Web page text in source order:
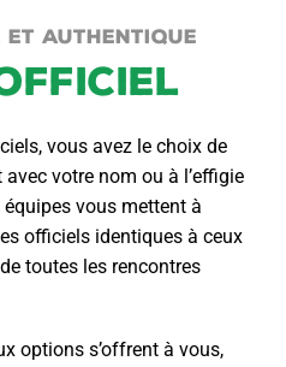
AUTHENTIQUE
vous avez le choix de
votre nom ou à l’effigie
vous mettent à
officiels identiques à ceux
toutes les rencontres
options s’offrent à vous,